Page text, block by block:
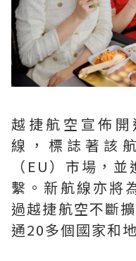
越捷航空宣佈
線，標誌著該
（EU）市場，
繫。新航線亦將
過越捷航空不斷
通20多個國家和